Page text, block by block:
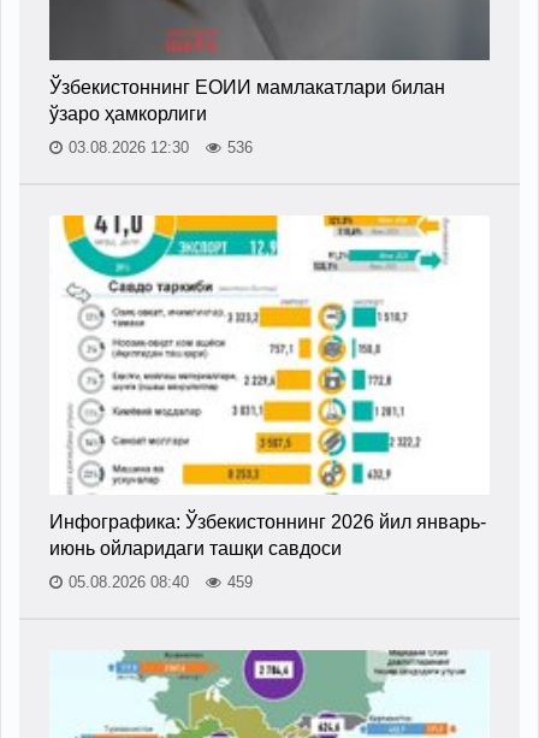
Ўзбекистоннинг ЕОИИ мамлакатлари билан
ўзаро ҳамкорлиги
03.08.2026 12:30 536
Инфографика: Ўзбекистоннинг 2026 йил январь-
июнь ойларидаги ташқи савдоси
05.08.2026 08:40 459